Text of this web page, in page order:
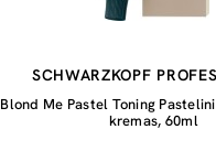
SCHWARZKOPF
Blond Me Pastel Toning
kremas, 60ml